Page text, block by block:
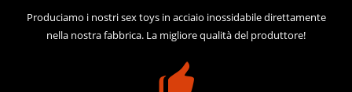
Produciamo i nostri sex toys in acciaio inossidabile direttamente
nella nostra fabbrica. La migliore qualità del produttore!